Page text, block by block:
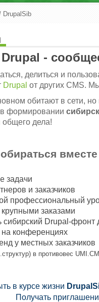
DrupalSib
Drupal -
делиться и
Drupal от других CMS.
обитают в сети, но
в формировании
общего дела!
вместе
задачи
и заказчиков
профессиональный
крупными заказами
Drupal-фронт
конференциях
у местных заказчиков
в противовес
в курсе жизни
Получать